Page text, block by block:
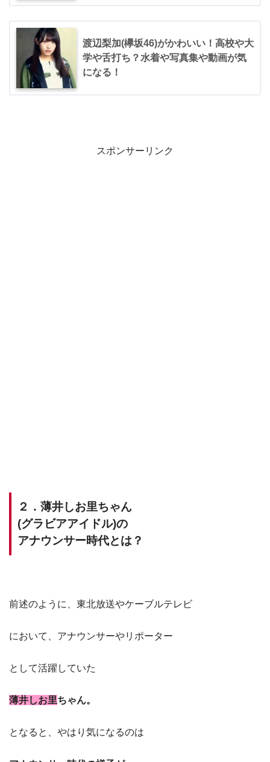
渡辺梨加(欅坂46)がかわいい！高校や大
学や舌打ち？水着や写真集や動画が気
になる！
スポンサーリンク
２．薄井しお里ちゃん
(グラビアアイドル)の
アナウンサー時代とは？
前述のように、東北放送やケーブルテレビ
において、アナウンサーやリポーター
として活躍していた
薄井しお里ちゃん。
となると、やはり気になるのは